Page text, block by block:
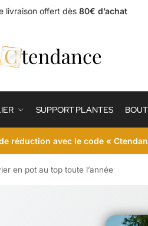
livraison offert dès 80€ d’achat
SUPPORT PLANTES
réduction avec le code «
en pot au top toute l’année